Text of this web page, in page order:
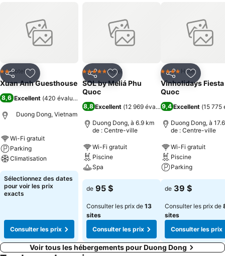
PartagerAjouter à mes favoris
2 Étoiles
Hotel
Xuan Anh Guesthouse
8,6 Excellent (420 évaluations
Duong Dong, Vietnam
Wi-Fi gratuit
Parking
Climatisation
Sélectionnez des dates
pour voir les prix
exacts
Consulter les prix
PartagerAjouter à mes favoris
5 Étoiles Hotel
SOL by Meliá Phu
Quoc
8,8Excellent (12 969 évaluations)
Duong Dong, à 6.9 km
de : Centre-ville
Wi-Fi gratuit
Piscine
Spa
de 95 $
Consulter les prix de 13
sites
Consulter les prix
PartagerAjouter
4 ÉtoilesHotel
Vinholidays Fiesta
Quoc
9,4Excellent (15 775
Duong Dong, à
de : Centre-ville
Wi-Fi gratuit
Piscine
Parking
de 39 $
Consulter les prix de
sites
Consulter les prix
Voir tous les hébergements pour Duong Dong